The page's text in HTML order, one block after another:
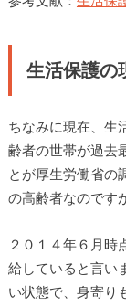
生活保護の
ちなみに現在、生
齢者の世帯が過去
とが厚生労働省の
の高齢者なのです
２０１４年６月時
給していると言い
い状態で、身寄り